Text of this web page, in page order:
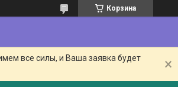
Корзина
все силы, и Ваша заявка будет